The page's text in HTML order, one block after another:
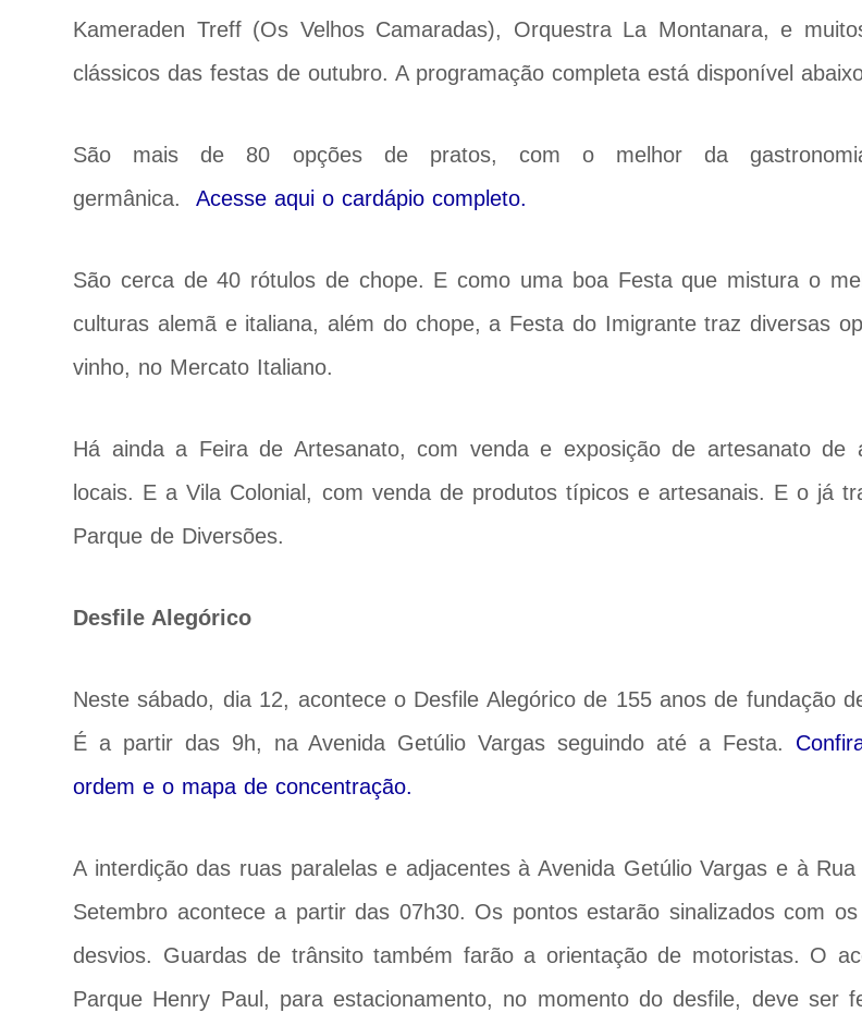
Kameraden Treff (Os Velhos Camaradas), Orquestra La Montanara, e
clássicos das festas de outubro. A programação completa está disponível
São mais de 80 opções de pratos, com o melhor da
germânica. Acesse aqui o cardápio completo.
São cerca de 40 rótulos de chope. E como uma boa Festa que mistura o
culturas alemã e italiana, além do chope, a Festa do Imigrante traz diversas
vinho, no Mercato Italiano.
Há ainda a Feira de Artesanato, com venda e exposição de artesanato de
locais. E a Vila Colonial, com venda de produtos típicos e artesanais. E o já
Parque de Diversões.
Desfile Alegórico
Neste sábado, dia 12, acontece o Desfile Alegórico de 155 anos de fundação
É a partir das 9h, na Avenida Getúlio Vargas seguindo até a Festa.
ordem e o mapa de concentração.
A interdição das ruas paralelas e adjacentes à Avenida Getúlio Vargas e à
Setembro acontece a partir das 07h30. Os pontos estarão sinalizados com
desvios. Guardas de trânsito também farão a orientação de motoristas. O
Parque Henry Paul, para estacionamento, no momento do desfile, deve ser